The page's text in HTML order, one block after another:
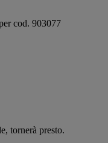
cod. 903077
tornerà presto.